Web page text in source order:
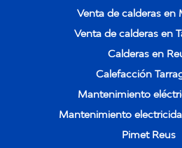
Venta de calderas en
Venta de calderas en
Calderas en
Calefacción
Mantenimiento
Mantenimiento
Pimet Reus